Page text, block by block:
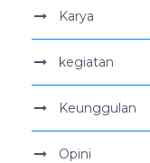
Karya
kegiatan
Keunggulan
Opini